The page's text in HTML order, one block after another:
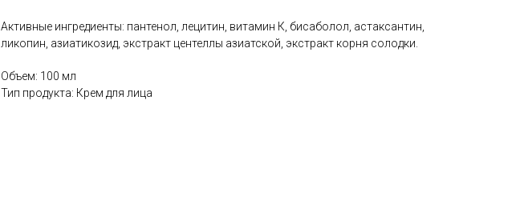
Активные ингредиенты: пантенол, лецитин, витамин К, бисаболол, астаксантин,
ликопин, азиатикозид, экстракт центеллы азиатской, экстракт корня солодки.
Объем: 100 мл
Тип продукта: Крем для лица